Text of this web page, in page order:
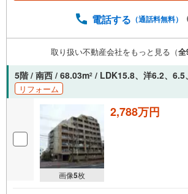
さくら夙川駅より徒歩3分の立地に店
をご紹介可能です。キッズスペース
も完備しており、お子さま連れでも安
けます。住宅ローンに強く、事前審
関のご提案、お客様一人ひとりに合わ
計画のご提案までトータルでサポート
電話する （通話料無料）
取り扱い不動産会社をもっと見る（全
5階 / 南西 / 68.03m2 / LDK15.8、洋6.2、6.5、
リフォーム
画像5枚
2,788万円